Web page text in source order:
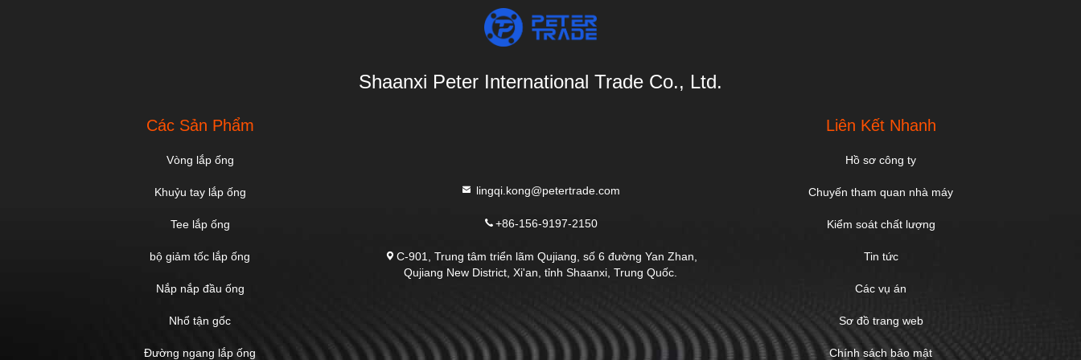
Shaanxi Peter International Trade Co., Ltd.
Các Sản Phẩm
Vòng lắp ống
Khuỷu tay lắp ống
Tee lắp ống
bộ giảm tốc lắp ống
Nắp nắp đầu ống
Nhổ tận gốc
Đường ngang lắp ống
lingqi.kong@petertrade.com
+86-156-9197-2150
C-901, Trung tâm triển lãm Qujiang, số 6 đường Yan Zhan,
Qujiang New District, Xi'an, tỉnh Shaanxi, Trung Quốc.
Liên Kết Nhanh
Hồ sơ công ty
Chuyến tham quan nhà máy
Kiểm soát chất lượng
Tin tức
Các vụ án
Sơ đồ trang web
Chính sách bảo mật